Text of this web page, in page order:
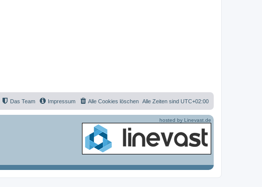
Alle Zeiten sind UTC+02:00
Alle Cookies löschen
Impressum
Das Team
hosted by Linevast.de